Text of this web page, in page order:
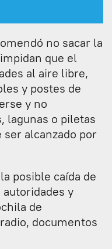
no sacar la
que el
al aire libre,
y postes de
y no
lagunas o piletas
alcanzado por
posible caída de
y
de
documentos